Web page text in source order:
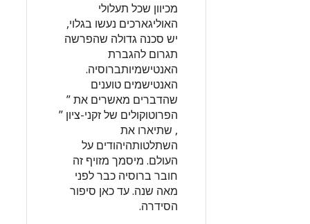
מכיוון שכל תעלולי
האוליגארכים נעשו בגלוי,
יש סכנה גדולה שהפרשה
תגרום להגברת
האנטישמיותברוסיה.
האנטישמים טוענים
שהדברים מאשרים את ”
הפרוטוקולים של זקני-ציון ”
, שתיארו את
השתלטותהיהודים על
העולם. מיסמך מזויף זה
חובר ברוסיה כבר לפני
מאה שנה. עד כאן סיפור
הסידרה.